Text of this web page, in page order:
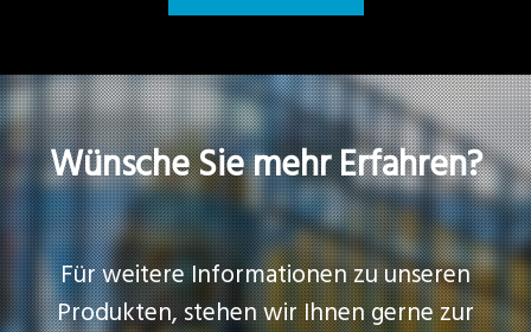
Wünsche Sie mehr Erfahren?
Für weitere Informationen zu unseren
Produkten, stehen wir Ihnen gerne zur